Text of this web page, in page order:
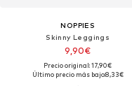
NOPPIES
Skinny Leggings
9,90€
Precio original: 17,90€
Último precio más bajo:8,33€